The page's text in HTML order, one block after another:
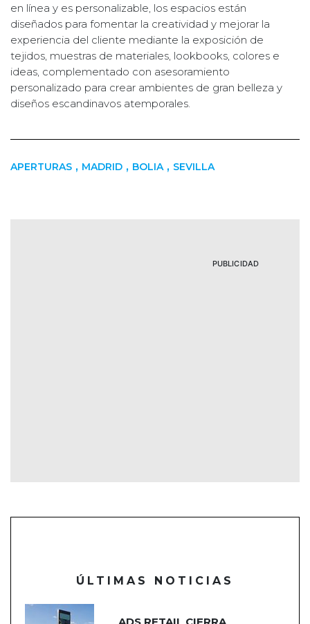
en línea y es personalizable, los espacios están
diseñados para fomentar la creatividad y mejorar la
experiencia del cliente mediante la exposición de
tejidos, muestras de materiales, lookbooks, colores e
ideas, complementado con asesoramiento
personalizado para crear ambientes de gran belleza y
diseños escandinavos atemporales.
APERTURAS , MADRID , BOLIA , SEVILLA
PUBLICIDAD
ÚLTIMAS NOTICIAS